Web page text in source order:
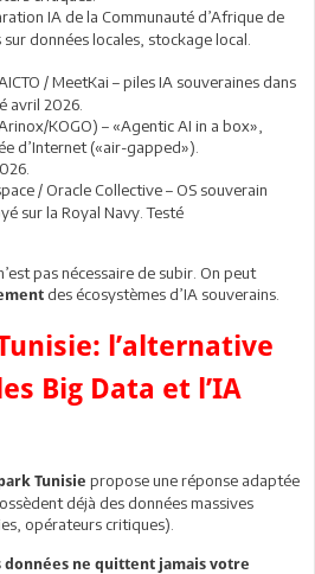
IA de la Communauté d’Afrique de
données locales, stockage local.
/ MeetKai – piles IA souveraines dans
avril 2026.
KOGO) – «Agentic AI in a box»,
d’Internet («air-gapped»).
/ Oracle Collective – OS souverain
sur la Royal Navy. Testé
pas nécessaire de subir. On peut
des écosystèmes d’IA souverains.
l’alternative
Big Data et l’IA
Tunisie propose une réponse adaptée
déjà des données massives
opérateurs critiques).
ne quittent jamais votre